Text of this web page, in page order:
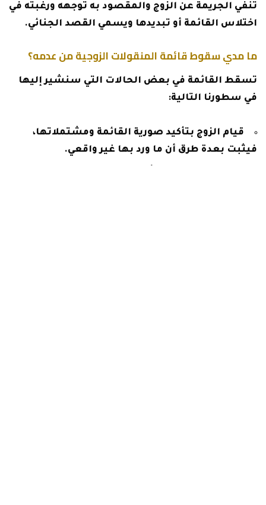
تنفي الجريمة عن الزوج والمقصود به توجهه ورغبته في
اختلاس القائمة أو تبديدها ويسمي القصد الجنائي.
ما مدي سقوط قائمة المنقولات الزوجية من عدمه؟
تسقط القائمة في بعض الحالات التي سنشير إليها
في سطورنا التالية:
قيام الزوج بتأكيد صورية القائمة ومشتملاتها،
فيثبت بعدة طرق أن ما ورد بها غير واقعي.